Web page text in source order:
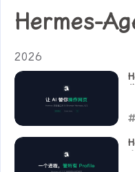
Hermes-
2026